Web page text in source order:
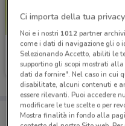
EurekaKids
Scade il 19/05 19.4 km
Porta
Puoi trovare le
Ci importa della tua privacy
Noi e i nostri 1012partner
come i dati di navigazione gli o
Selezionando Accetto, abiliti le
supportino gli scopi mostrati
dati da fornire". Nel caso in cui
disabilitate, alcuni contenuti e
essere rilevanti. Puoi accedere
modificare le tue scelte o per
Mostra finalità in fondo alla